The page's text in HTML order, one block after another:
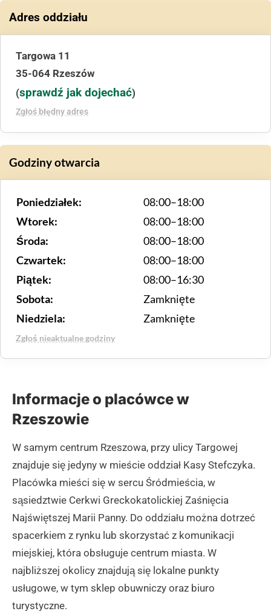
Adres oddziału
Targowa 11
35-064 Rzeszów
(sprawdź jak dojechać)
Zgłoś błędny adres
Godziny otwarcia
Poniedziałek:
08:00–18:00
Wtorek:
08:00–18:00
Środa:
08:00–18:00
Czwartek:
08:00–18:00
Piątek:
08:00–16:30
Sobota:
Zamknięte
Niedziela:
Zamknięte
Zgłoś nieaktualne godziny
Informacje o placówce w
Rzeszowie
W samym centrum Rzeszowa, przy ulicy Targowej
znajduje się jedyny w mieście oddział Kasy Stefczyka.
Placówka mieści się w sercu Śródmieścia, w
sąsiedztwie Cerkwi Greckokatolickiej Zaśnięcia
Najświętszej Marii Panny. Do oddziału można dotrzeć
spacerkiem z rynku lub skorzystać z komunikacji
miejskiej, która obsługuje centrum miasta. W
najbliższej okolicy znajdują się lokalne punkty
usługowe, w tym sklep obuwniczy oraz biuro
turystyczne.